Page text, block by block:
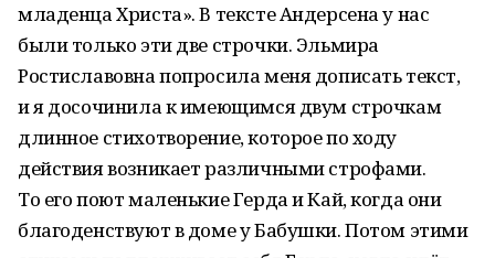
младенца Христа». В тексте Андерсена у нас
были только эти две строчки. Эльмира
Ростиславовна попросила меня дописать текст,
и я досочинила к имеющимся двум строчкам
длинное стихотворение, которое по ходу
действия возникает различными строфами.
То его поют маленькие Герда и Кай, когда они
благоденствуют в доме у Бабушки. Потом этими